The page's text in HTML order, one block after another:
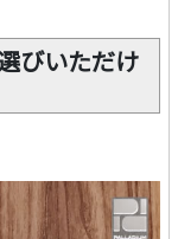
びいただけ